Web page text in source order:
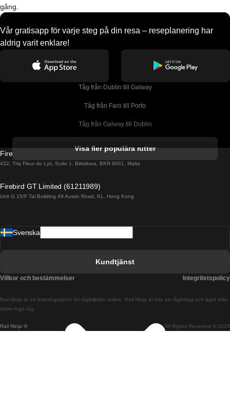
gång.
Vår gratisapp för varje steg på din resa – reseplanering har
aldrig varit enklare!
Tåg från Dublin till Galway
Tåg från Faro till Porto
Tåg från Galway till Dublin
Tåg från Porto till Faro
Tåg från Barcelona till Madrid
Tåg från Budapest till Bratislava
Visa fler populära rutter
Firebird GT Limited (OC 1451)
432, Triq Fleur de Lys, Suite 1, Birkirkara, BKR 9061, Malta
Firebird GT Limited (61211989)
Unit G 15/F Tal Building 49 Austin Road, KL, Hong Kong
Rail Ninja ® All Rights Reserved © 2026
Rail Ninja är en bokningstjänst för tågbiljetter online. Rail Ninja är inte ett tågbolag och äger eller
driver inga tåg.
Svenska
Kundtjänst
Villkor och bestämmelser Integritetspolicy